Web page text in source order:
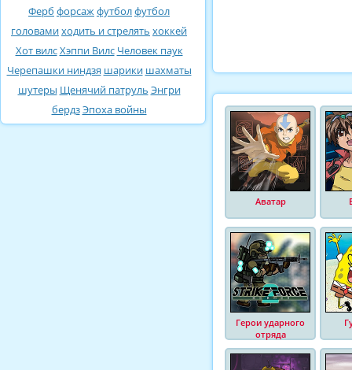
Ферб форсажфутболфутбол
головамиходить и стрелять хоккей
Хот вилсХэппи Вилс Человек паук
Черепашки ниндзя шарики шахматы
шутеры Щенячий патруль Энгри
бердзЭпоха войны
Аватар
Герои ударного
отряда